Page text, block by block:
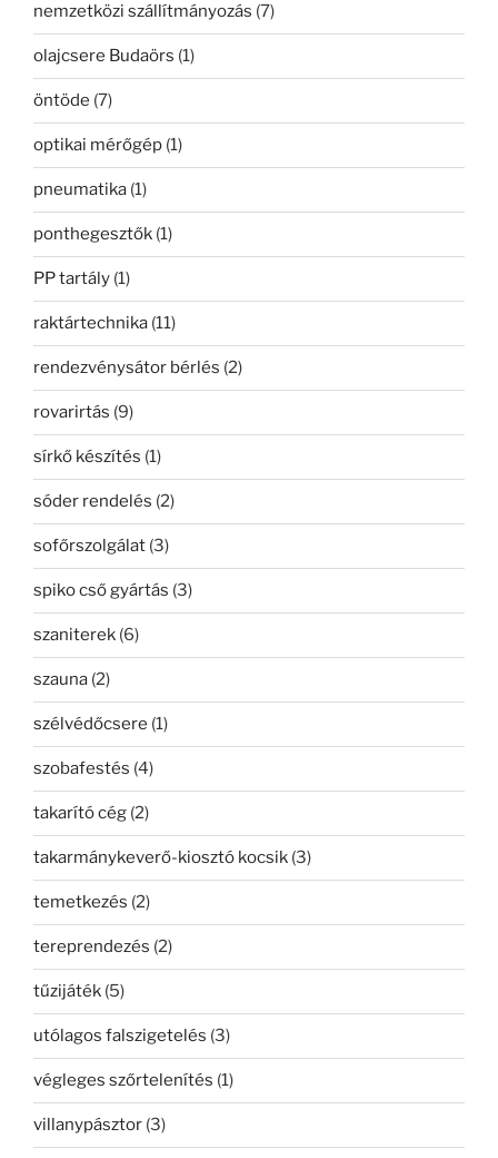
nemzetközi szállítmányozás (7)
olajcsere Budaörs (1)
öntöde (7)
optikai mérőgép (1)
pneumatika (1)
ponthegesztők (1)
PP tartály (1)
raktártechnika (11)
rendezvénysátor bérlés (2)
rovarirtás (9)
sírkő készítés (1)
sóder rendelés (2)
sofőrszolgálat (3)
spiko cső gyártás (3)
szaniterek (6)
szauna (2)
szélvédőcsere (1)
szobafestés (4)
takarító cég (2)
takarmánykeverő-kiosztó kocsik (3)
temetkezés (2)
tereprendezés (2)
tűzijáték (5)
utólagos falszigetelés (3)
végleges szőrtelenítés (1)
villanypásztor (3)